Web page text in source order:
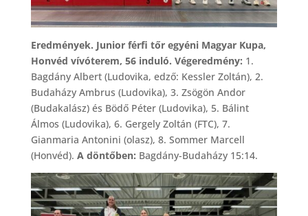
Eredmények. Junior férfi tőr egyéni Magyar Kupa,
Honvéd vívóterem, 56 induló. Végeredmény: 1.
Bagdány Albert (Ludovika, edző: Kessler Zoltán), 2.
Budaházy Ambrus (Ludovika), 3. Zsögön Andor
(Budakalász) és Bödő Péter (Ludovika), 5. Bálint
Álmos (Ludovika), 6. Gergely Zoltán (FTC), 7.
Gianmaria Antonini (olasz), 8. Sommer Marcell
(Honvéd). A döntőben: Bagdány-Budaházy 15:14.